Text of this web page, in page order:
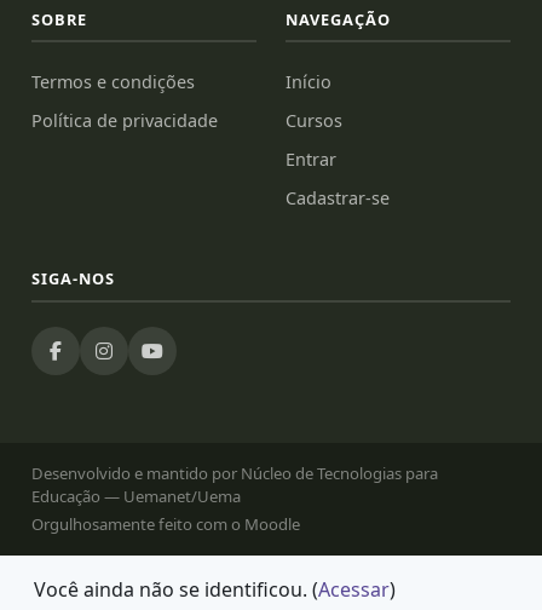
SOBRE
Termos e condições
Política de privacidade
NAVEGAÇÃO
Início
Cursos
Entrar
Cadastrar-se
SIGA-NOS
Desenvolvido e mantido por Núcleo de Tecnologias para
Educação — Uemanet/Uema
Orgulhosamente feito com o Moodle
Você ainda não se identificou. (Acessar)